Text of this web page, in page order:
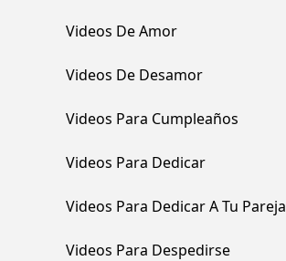
Videos De Amor
Videos De Desamor
Videos Para Cumpleaños
Videos Para Dedicar
Videos Para Dedicar A Tu Pareja
Videos Para Despedirse